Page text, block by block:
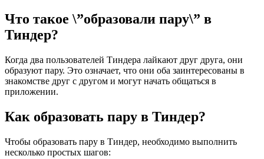
Что такое \”образовали пару\” в
Тиндер?
Когда два пользователей Тиндера лайкают друг друга, они
образуют пару. Это означает, что они оба заинтересованы в
знакомстве друг с другом и могут начать общаться в
приложении.
Как образовать пару в Тиндер?
Чтобы образовать пару в Тиндер, необходимо выполнить
несколько простых шагов: